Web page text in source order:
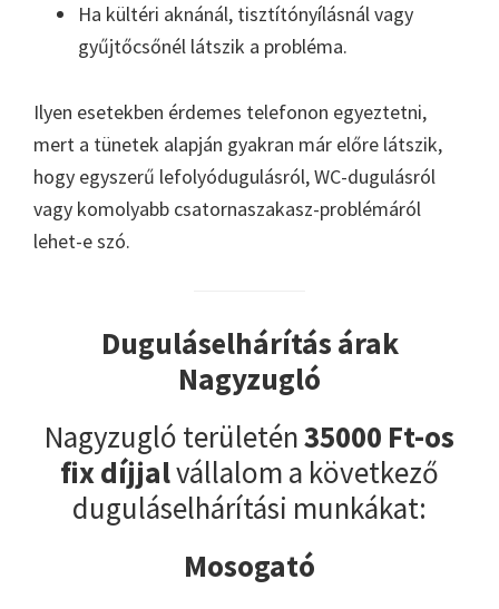
Ha kültéri aknánál, tisztítónyílásnál vagy
gyűjtőcsőnél látszik a probléma.
Ilyen esetekben érdemes telefonon egyeztetni,
mert a tünetek alapján gyakran már előre látszik,
hogy egyszerű lefolyódugulásról, WC-dugulásról
vagy komolyabb csatornaszakasz-problémáról
lehet-e szó.
Duguláselhárítás árak
Nagyzugló
Nagyzugló területén35000 Ft-os
fix díjjalvállalom a következő
duguláselhárítási munkákat:
Mosogató